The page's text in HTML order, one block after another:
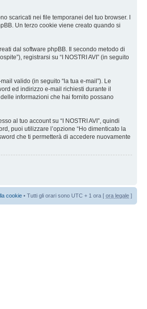
scaricati nei file temporanei del tuo browser. I
Un terzo cookie viene creato quando si
dal software phpBB. Il secondo metodo di
registrarsi su “I NOSTRI AVI” (in seguito
valido (in seguito “la tua e-mail”). Le
ed indirizzo e-mail richiesti durante il
informazioni che hai fornito possano
al tuo account su “I NOSTRI AVI”, quindi
puoi utilizzare l’opzione “Ho dimenticato la
che ti permetterà di accedere nuovamente
cookie • Tutti gli orari sono UTC + 1 ora [ ora legale ]